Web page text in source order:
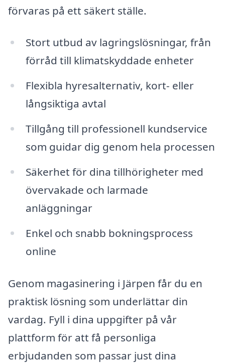
förvaras på ett säkert ställe.
Stort utbud av lagringslösningar, från
förråd till klimatskyddade enheter
Flexibla hyresalternativ, kort- eller
långsiktiga avtal
Tillgång till professionell kundservice
som guidar dig genom hela processen
Säkerhet för dina tillhörigheter med
övervakade och larmade
anläggningar
Enkel och snabb bokningsprocess
online
Genom magasinering i Järpen får du en
praktisk lösning som underlättar din
vardag. Fyll i dina uppgifter på vår
plattform för att få personliga
erbjudanden som passar just dina